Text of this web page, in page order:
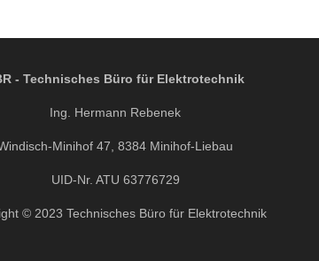
- Technisches Büro für Elektrotechnik
Ing. Hermann Rebenek
Minihof 47, 8384 Minihof-Liebau
UID-Nr. ATU 63776729
© 2023 Technisches Büro für Elektrotechnik